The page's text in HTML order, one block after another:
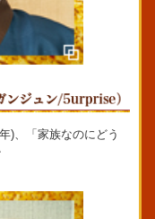
)、「家族なのにどう